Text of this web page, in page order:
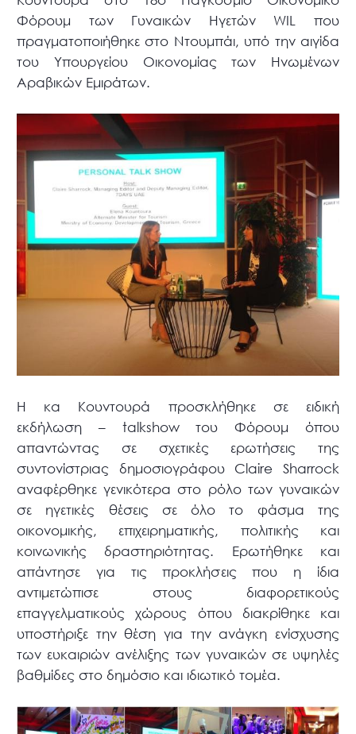
Φόρουμ των Γυναικών Ηγετών WIL που
πραγματοποιήθηκε στο Ντουμπάι, υπό την αιγίδα
του Υπουργείου Οικονομίας των Ηνωμένων
Αραβικών Εμιράτων.
Η κα Κουντουρά προσκλήθηκε σε ειδική
εκδήλωση – talkshow του Φόρουμ όπου
απαντώντας σε σχετικές ερωτήσεις της
συντονίστριας δημοσιογράφου Claire Sharrock
αναφέρθηκε γενικότερα στο ρόλο των γυναικών
σε ηγετικές θέσεις σε όλο το φάσμα της
οικονομικής, επιχειρηματικής, πολιτικής και
κοινωνικής δραστηριότητας. Ερωτήθηκε και
απάντησε για τις προκλήσεις που η ίδια
αντιμετώπισε στους διαφορετικούς
επαγγελματικούς χώρους όπου διακρίθηκε και
υποστήριξε την θέση για την ανάγκη ενίσχυσης
των ευκαιριών ανέλιξης των γυναικών σε υψηλές
βαθμίδες στο δημόσιο και ιδιωτικό τομέα.